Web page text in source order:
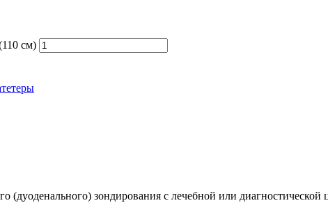
см)
(дуоденального) зондирования с лечебной или диагностической